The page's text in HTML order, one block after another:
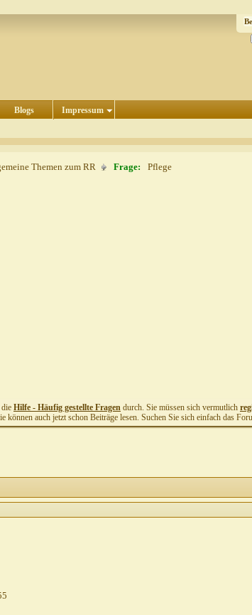
Blogs Impressum
Themen zum RR Frage: Pflege
Hilfe - Häufig gestellte Fragen durch. Sie müssen sich vermutlich
können auch jetzt schon Beiträge lesen. Suchen Sie sich einfach das